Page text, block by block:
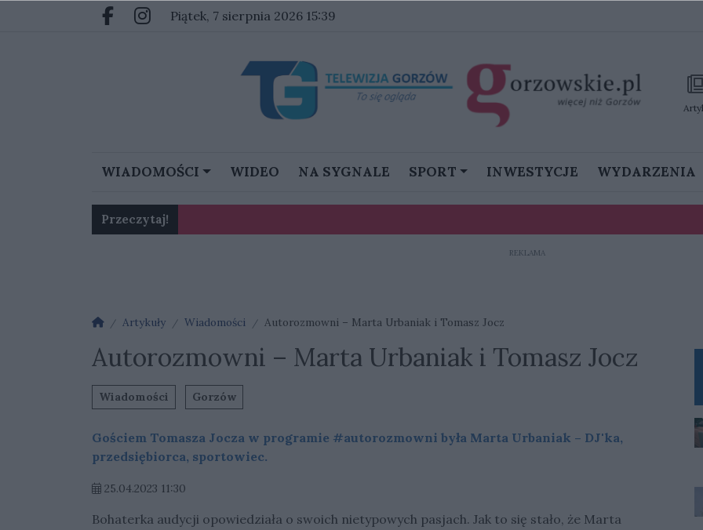
Przejdź do głównych treści
Przejdź do głównego menu
Facebook.com
Instagram.com
piątek, 7 sierpnia 2026 15:39
WIADOMOŚCI WIDEO NA SYGNALE SPORT INWESTYCJE WYDARZENIA
Przeczytaj!
REKLAMA
Strona główna
Artykuły Wiadomości Autorozmowni – Marta Urbaniak i Tomasz Jocz
Autorozmowni – Marta Urbaniak i Tomasz Jocz
Wiadomości Gorzów
Gościem Tomasza Jocza w programie #autorozmowni była Marta Urbaniak – DJ'ka,
przedsiębiorca, sportowiec.
25.04.2023 11:30
Bohaterka audycji opowiedziała o swoich nietypowych pasjach. Jak to się stało, że Marta